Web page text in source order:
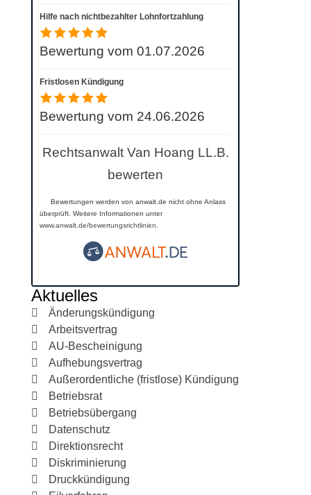
Hilfe nach nichtbezahlter Lohnfortzahlung
Bewertung vom 01.07.2026
Fristlosen Kündigung
Bewertung vom 24.06.2026
Rechtsanwalt Van Hoang LL.B.
bewerten
Bewertungen werden von anwalt.de nicht ohne Anlass
überprüft. Weitere Informationen unter
www.anwalt.de/bewertungsrichtlinien
Aktuelles
Änderungskündigung
Arbeitsvertrag
AU-Bescheinigung
Aufhebungsvertrag
Außerordentliche (fristlose) Kündigung
Betriebsrat
Betriebsübergang
Datenschutz
Direktionsrecht
Diskriminierung
Druckkündigung